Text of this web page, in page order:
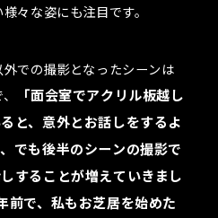
々な姿にも注目です。
での撮影となったシーンは
「面会室でアクリル板越し
と、意外とお話しをするよ
でも後半のシーンの撮影で
することが増えていきまし
前で、私もお芝居を始めた